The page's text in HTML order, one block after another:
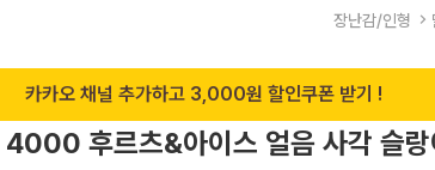
장난감/인형
카카오 채널 추가하고 3,000원 할인쿠폰 받기 !
4000 후르츠&아이스 얼음 사각 슬랑